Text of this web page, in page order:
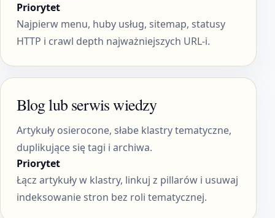
Priorytet
Najpierw menu, huby usług, sitemap, statusy
HTTP i crawl depth najważniejszych URL-i.
Blog lub serwis wiedzy
Artykuły osierocone, słabe klastry tematyczne,
duplikujące się tagi i archiwa.
Priorytet
Łącz artykuły w klastry, linkuj z pillarów i usuwaj
indeksowanie stron bez roli tematycznej.